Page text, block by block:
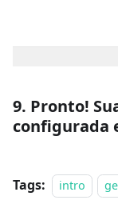
9. Pronto!
configurada
Tags: intro